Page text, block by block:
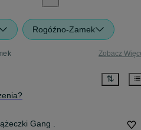
Rogóźno-Zamek
Zobacz
Gang .